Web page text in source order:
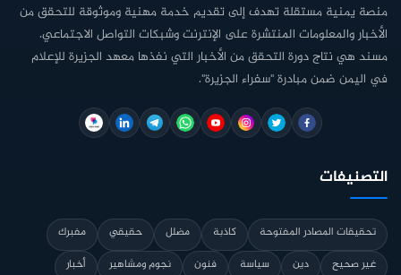
منصة يمنية مستقلة تهدف إلى تقديم خدمة مهنية وموثوقة للتحقق من
الأخبار والمعلومات المنتشرة على الإنترنت وشبكات التواصل الاجتماعي.
مسند هي نتاج دورة التحقق من الأخبار التي نفذها معهد الجزيرة للإعلام
في اليمن ضمن مبادرة "سفراء الجزيرة".
التصنيفات
تحقيقات المصادر المفتوحة كاذبة مضلل حقيقي
مفبرك
غير صحيح
دين سياسة فنون نجوم ومشاهير
أخبار